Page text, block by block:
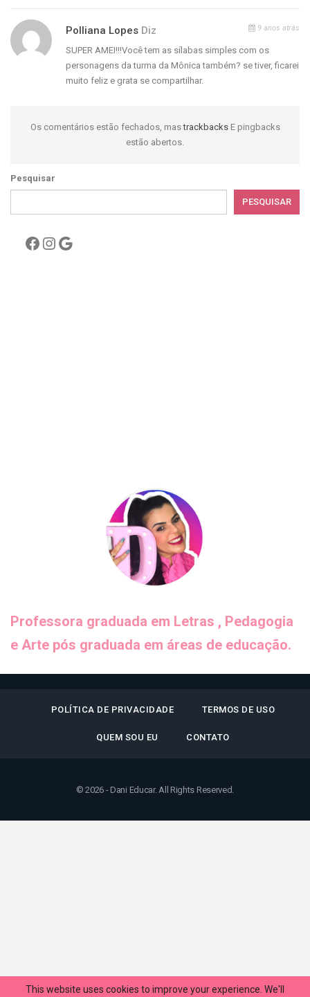
Polliana Lopes Diz 9 anos atrás
SUPER AMEI!!!Você tem as sílabas simples com os
personagens da turma da Mônica também? se tiver, ficarei
muito feliz e grata se compartilhar.
Os comentários estão fechados, mastrackbacks E pingbacks
estão abertos.
Pesquisar
PESQUISAR
Facebook
Instagram
Google
Professora graduada em Letras , Pedagogia
e Arte pós graduada em áreas de educação.
POLÍTICA DE PRIVACIDADE TERMOS DE USO
QUEM SOU EU CONTATO
© 2026 - Dani Educar. All Rights Reserved.
This website uses cookies to improve your experience. We'll